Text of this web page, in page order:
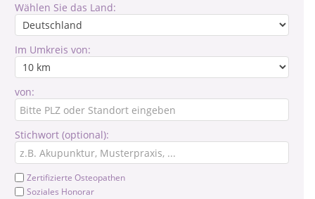
Wählen Sie das Land:
Im Umkreis von:
von:
Stichwort (optional):
Zertifizierte Osteopathen
Soziales Honorar